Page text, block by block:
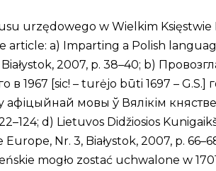
urzędowego w Wielkim Księstwie
article: a) Imparting a Polish
2007, p. 38–40; b)
1967 [sic! – turėjo būti 1697 – G.S.]
мовы ў Вялікім княстве
d) Lietuvos Didžiosios
Nr. 3, Białystok, 2007, p.
mogło zostać uchwalone w